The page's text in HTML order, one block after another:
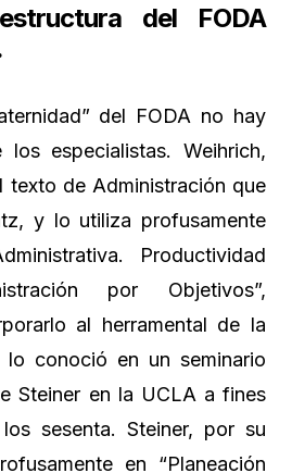
del FODA
del FODA no hay
los especialistas. Weihrich,
texto de Administración que
y lo utiliza profusamente
Productividad
por Objetivos”,
al herramental de la
lo conoció en un seminario
Steiner en la UCLA a fines
sesenta. Steiner, por su
en “Planeación